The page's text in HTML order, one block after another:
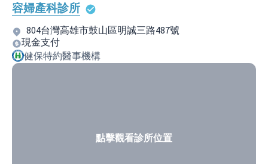
容婦產科診所
804台灣高雄市鼓山區明誠三路487號
現金支付
健保特約醫事機構
點擊觀看診所位置